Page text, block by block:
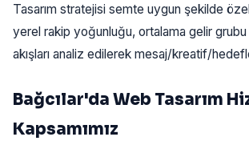
Tasarım stratejisi semte uygun şekilde
yerel rakip yoğunluğu, ortalama gelir grubu
akışları analiz edilerek mesaj/kreatif/
Bağcılar'da Web Tasarım
Kapsamımız